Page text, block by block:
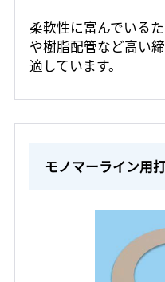
柔軟性に富んでいる
や樹脂配管など高い
適しています。
モノマーライン用